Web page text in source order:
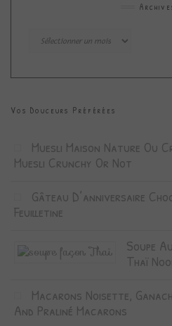
Archives
Vos Douceurs Préférées
Muesli Maison Nature Ou
Muesli Crunchy Or Not
Gâteau D’anniversaire
Feuilletine
Soupe
Thaï
Macarons Noisette,
And Praliné Macarons